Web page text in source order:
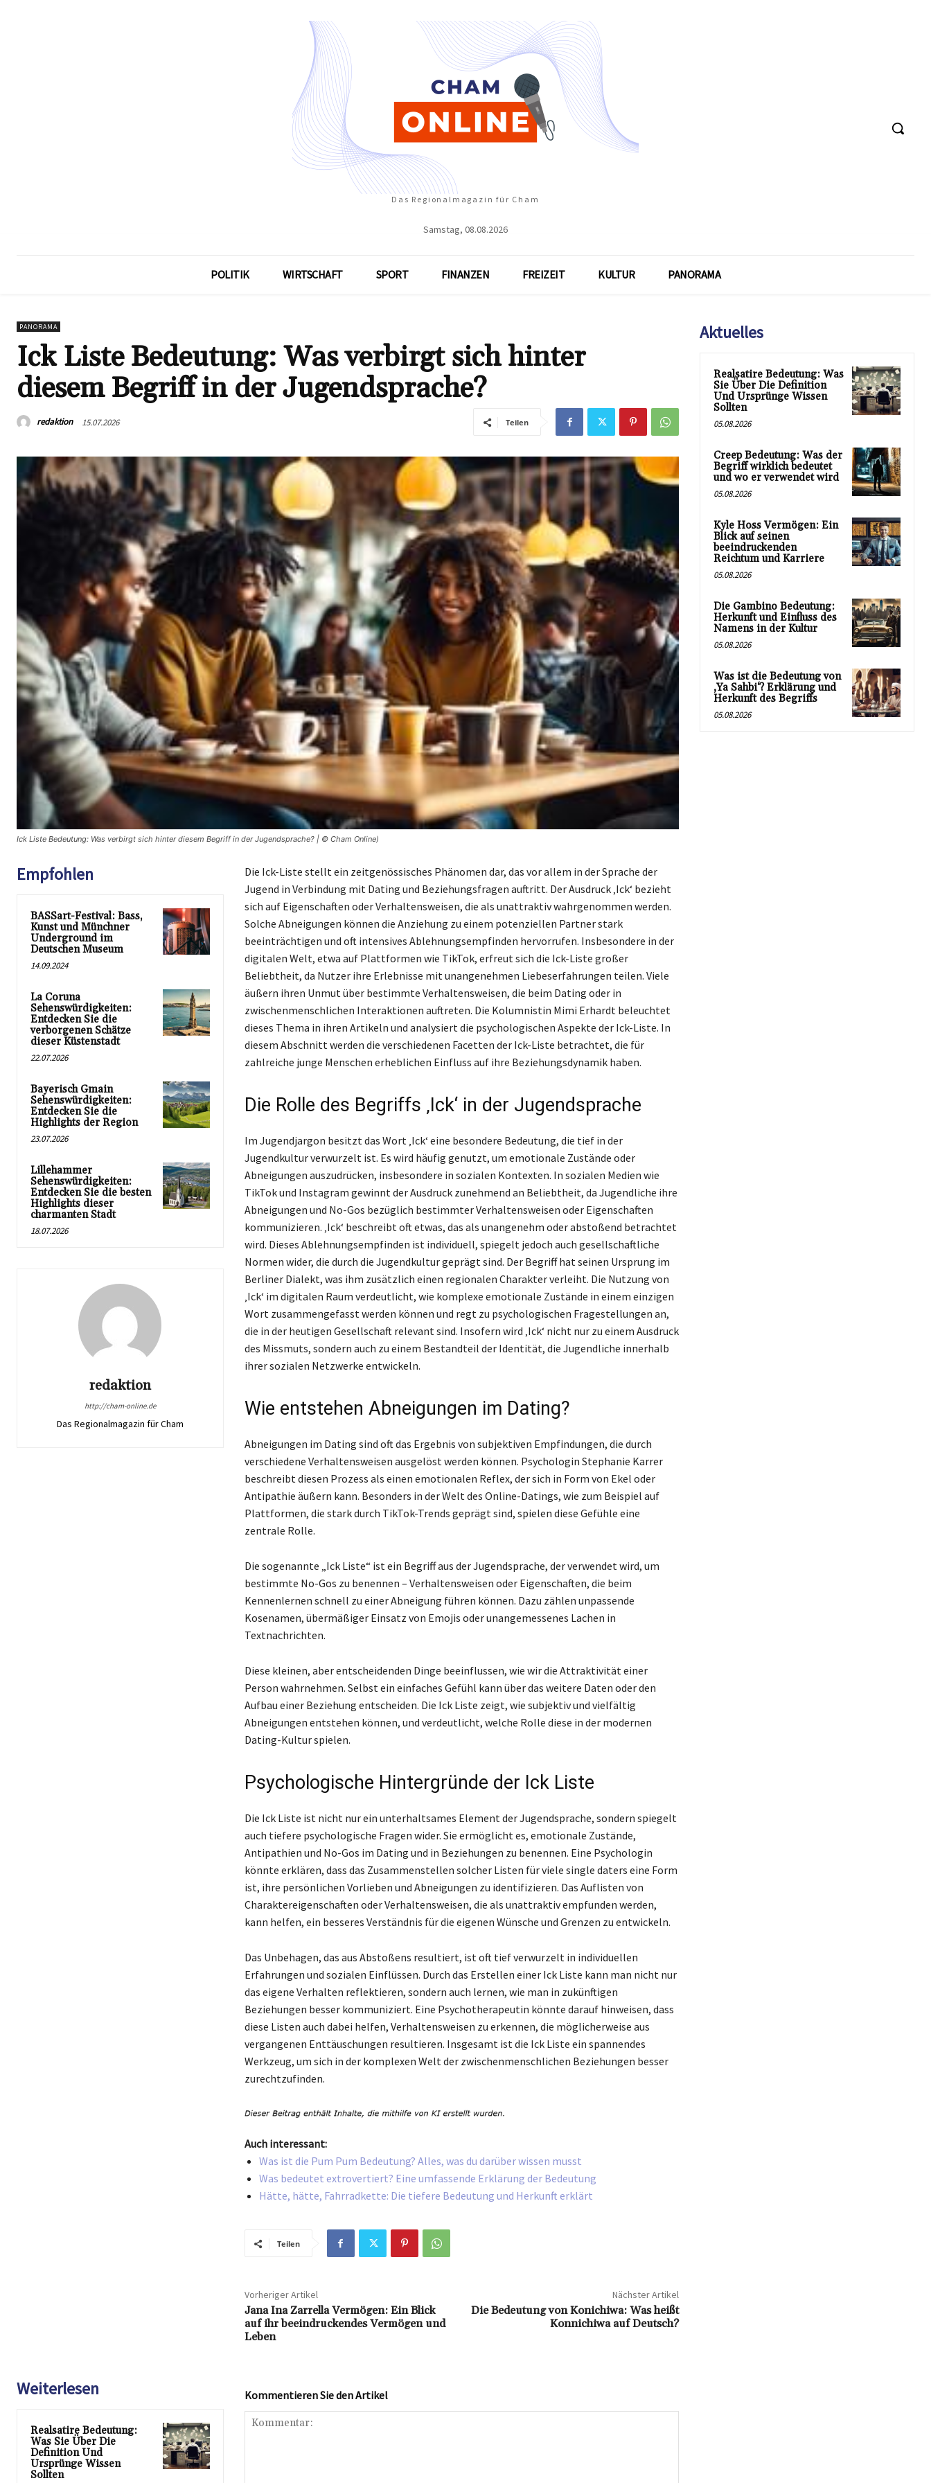
Das Regionalmagazin für Cham
Samstag, 08.08.2026
POLITIK WIRTSCHAFT SPORT FINANZEN FREIZEIT KULTUR PANORAMA
PANORAMA
Ick Liste Bedeutung: Was verbirgt sich hinter
diesem Begriff in der Jugendsprache?
redaktion 15.07.2026 Teilen
Ick Liste Bedeutung: Was verbirgt sich hinter diesem Begriff in der Jugendsprache? | © Cham Online)
Empfohlen
BASSart-Festival: Bass,
Kunst und Münchner
Underground im
Deutschen Museum
14.09.2024
La Coruna
Sehenswürdigkeiten:
Entdecken Sie die
verborgenen Schätze
dieser Küstenstadt
22.07.2026
Bayerisch Gmain
Sehenswürdigkeiten:
Entdecken Sie die
Highlights der Region
23.07.2026
Lillehammer
Sehenswürdigkeiten:
Entdecken Sie die besten
Highlights dieser
charmanten Stadt
18.07.2026
redaktion
http://cham-online.de
Das Regionalmagazin für Cham
Die Ick-Liste stellt ein zeitgenössisches Phänomen dar, das vor allem in der Sprache der
Jugend in Verbindung mit Dating und Beziehungsfragen auftritt. Der Ausdruck ‚Ick‘ bezieht
sich auf Eigenschaften oder Verhaltensweisen, die als unattraktiv wahrgenommen werden.
Solche Abneigungen können die Anziehung zu einem potenziellen Partner stark
beeinträchtigen und oft intensives Ablehnungsempfinden hervorrufen. Insbesondere in der
digitalen Welt, etwa auf Plattformen wie TikTok, erfreut sich die Ick-Liste großer
Beliebtheit, da Nutzer ihre Erlebnisse mit unangenehmen Liebeserfahrungen teilen. Viele
äußern ihren Unmut über bestimmte Verhaltensweisen, die beim Dating oder in
zwischenmenschlichen Interaktionen auftreten. Die Kolumnistin Mimi Erhardt beleuchtet
dieses Thema in ihren Artikeln und analysiert die psychologischen Aspekte der Ick-Liste. In
diesem Abschnitt werden die verschiedenen Facetten der Ick-Liste betrachtet, die für
zahlreiche junge Menschen erheblichen Einfluss auf ihre Beziehungsdynamik haben.
Die Rolle des Begriffs ‚Ick‘ in der Jugendsprache
Im Jugendjargon besitzt das Wort ‚Ick‘ eine besondere Bedeutung, die tief in der
Jugendkultur verwurzelt ist. Es wird häufig genutzt, um emotionale Zustände oder
Abneigungen auszudrücken, insbesondere in sozialen Kontexten. In sozialen Medien wie
TikTok und Instagram gewinnt der Ausdruck zunehmend an Beliebtheit, da Jugendliche ihre
Abneigungen und No-Gos bezüglich bestimmter Verhaltensweisen oder Eigenschaften
kommunizieren. ‚Ick‘ beschreibt oft etwas, das als unangenehm oder abstoßend betrachtet
wird. Dieses Ablehnungsempfinden ist individuell, spiegelt jedoch auch gesellschaftliche
Normen wider, die durch die Jugendkultur geprägt sind. Der Begriff hat seinen Ursprung im
Berliner Dialekt, was ihm zusätzlich einen regionalen Charakter verleiht. Die Nutzung von
‚Ick‘ im digitalen Raum verdeutlicht, wie komplexe emotionale Zustände in einem einzigen
Wort zusammengefasst werden können und regt zu psychologischen Fragestellungen an,
die in der heutigen Gesellschaft relevant sind. Insofern wird ‚Ick‘ nicht nur zu einem Ausdruck
des Missmuts, sondern auch zu einem Bestandteil der Identität, die Jugendliche innerhalb
ihrer sozialen Netzwerke entwickeln.
Wie entstehen Abneigungen im Dating?
Abneigungen im Dating sind oft das Ergebnis von subjektiven Empfindungen, die durch
verschiedene Verhaltensweisen ausgelöst werden können. Psychologin Stephanie Karrer
beschreibt diesen Prozess als einen emotionalen Reflex, der sich in Form von Ekel oder
Antipathie äußern kann. Besonders in der Welt des Online-Datings, wie zum Beispiel auf
Plattformen, die stark durch TikTok-Trends geprägt sind, spielen diese Gefühle eine
zentrale Rolle.
Die sogenannte „Ick Liste“ ist ein Begriff aus der Jugendsprache, der verwendet wird, um
bestimmte No-Gos zu benennen – Verhaltensweisen oder Eigenschaften, die beim
Kennenlernen schnell zu einer Abneigung führen können. Dazu zählen unpassende
Kosenamen, übermäßiger Einsatz von Emojis oder unangemessenes Lachen in
Textnachrichten.
Diese kleinen, aber entscheidenden Dinge beeinflussen, wie wir die Attraktivität einer
Person wahrnehmen. Selbst ein einfaches Gefühl kann über das weitere Daten oder den
Aufbau einer Beziehung entscheiden. Die Ick Liste zeigt, wie subjektiv und vielfältig
Abneigungen entstehen können, und verdeutlicht, welche Rolle diese in der modernen
Dating-Kultur spielen.
Psychologische Hintergründe der Ick Liste
Die Ick Liste ist nicht nur ein unterhaltsames Element der Jugendsprache, sondern spiegelt
auch tiefere psychologische Fragen wider. Sie ermöglicht es, emotionale Zustände,
Antipathien und No-Gos im Dating und in Beziehungen zu benennen. Eine Psychologin
könnte erklären, dass das Zusammenstellen solcher Listen für viele single daters eine Form
ist, ihre persönlichen Vorlieben und Abneigungen zu identifizieren. Das Auflisten von
Charaktereigenschaften oder Verhaltensweisen, die als unattraktiv empfunden werden,
kann helfen, ein besseres Verständnis für die eigenen Wünsche und Grenzen zu entwickeln.
Das Unbehagen, das aus Abstoßens resultiert, ist oft tief verwurzelt in individuellen
Erfahrungen und sozialen Einflüssen. Durch das Erstellen einer Ick Liste kann man nicht nur
das eigene Verhalten reflektieren, sondern auch lernen, wie man in zukünftigen
Beziehungen besser kommuniziert. Eine Psychotherapeutin könnte darauf hinweisen, dass
diese Listen auch dabei helfen, Verhaltensweisen zu erkennen, die möglicherweise aus
vergangenen Enttäuschungen resultieren. Insgesamt ist die Ick Liste ein spannendes
Werkzeug, um sich in der komplexen Welt der zwischenmenschlichen Beziehungen besser
zurechtzufinden.
Auch interessant:
Was ist die Pum Pum Bedeutung? Alles, was du darüber wissen musst
Was bedeutet extrovertiert? Eine umfassende Erklärung der Bedeutung
Hätte, hätte, Fahrradkette: Die tiefere Bedeutung und Herkunft erklärt
Teilen
Vorheriger Artikel
Jana Ina Zarrella Vermögen: Ein Blick
auf ihr beeindruckendes Vermögen und
Leben
Nächster Artikel
Die Bedeutung von Konichiwa: Was heißt
Konnichiwa auf Deutsch?
Weiterlesen
Realsatire Bedeutung:
Was Sie Über Die
Definition Und
Ursprünge Wissen
Sollten
Kommentieren Sie den Artikel
Aktuelles
Realsatire Bedeutung: Was
Sie Über Die Definition
Und Ursprünge Wissen
Sollten
05.08.2026
Creep Bedeutung: Was der
Begriff wirklich bedeutet
und wo er verwendet wird
05.08.2026
Kyle Hoss Vermögen: Ein
Blick auf seinen
beeindruckenden
Reichtum und Karriere
05.08.2026
Die Gambino Bedeutung:
Herkunft und Einfluss des
Namens in der Kultur
05.08.2026
Was ist die Bedeutung von
‚Ya Sahbi‘? Erklärung und
Herkunft des Begriffs
05.08.2026